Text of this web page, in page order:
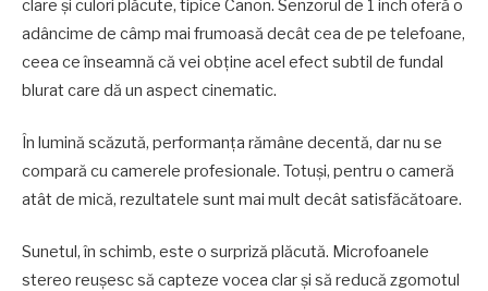
clare și culori plăcute, tipice Canon. Senzorul de 1 inch oferă o
adâncime de câmp mai frumoasă decât cea de pe telefoane,
ceea ce înseamnă că vei obține acel efect subtil de fundal
blurat care dă un aspect cinematic.
În lumină scăzută, performanța rămâne decentă, dar nu se
compară cu camerele profesionale. Totuși, pentru o cameră
atât de mică, rezultatele sunt mai mult decât satisfăcătoare.
Sunetul, în schimb, este o surpriză plăcută. Microfoanele
stereo reușesc să capteze vocea clar și să reducă zgomotul